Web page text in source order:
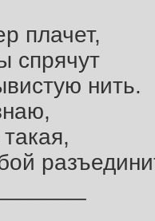
плачет,
спрячут
нить.